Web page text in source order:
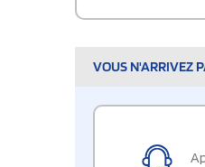
VOUS N'ARRIVEZ